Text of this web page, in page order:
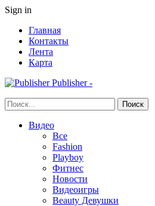
Sign in
Главная
Контакты
Лента
Карта
Publisher -
Видео
Все
Fashion
Playboy
Фитнес
Новости
Видеоигры
Beauty Девушки